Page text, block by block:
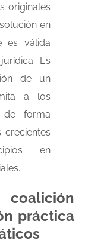
originales
en
es válida
Es
de un
a los
de forma
crecientes
en
práctica